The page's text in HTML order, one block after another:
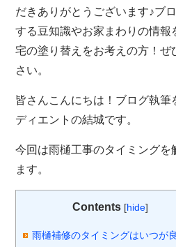
だきありがとうございます♪ブ
する豆知識やお家まわりの情報
宅の塗り替えをお考えの方！ぜ
さい。
皆さんこんにちは！ブログ執筆
ディエントの結城です。
今回は雨樋工事のタイミングを
ます。
Contents [hide]
雨樋補修のタイミングはいつが